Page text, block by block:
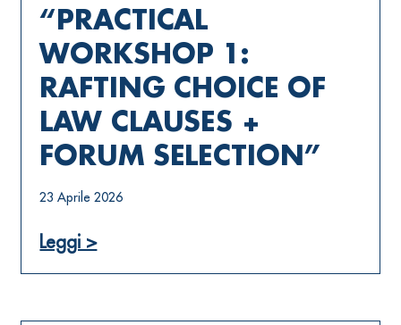
“PRACTICAL
WORKSHOP 1:
RAFTING CHOICE OF
LAW CLAUSES +
FORUM SELECTION”
23 Aprile 2026
Leggi >